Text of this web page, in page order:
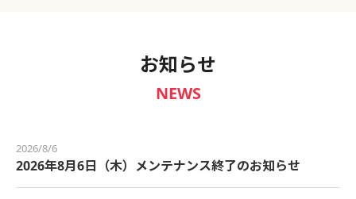
お知らせ
NEWS
2026/8/6
2026年8月6日（木）メンテナンス終了のお知らせ